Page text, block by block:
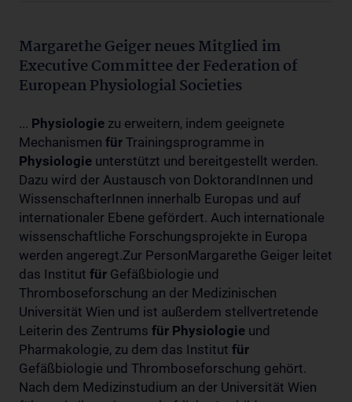
Margarethe Geiger neues Mitglied im
Executive Committee der Federation of
European Physiologial Societies
... Physiologie zu erweitern, indem geeignete
Mechanismen für Trainingsprogramme in
Physiologie unterstützt und bereitgestellt werden.
Dazu wird der Austausch von DoktorandInnen und
WissenschafterInnen innerhalb Europas und auf
internationaler Ebene gefördert. Auch internationale
wissenschaftliche Forschungsprojekte in Europa
werden angeregt.Zur PersonMargarethe Geiger leitet
das Institut für Gefäßbiologie und
Thromboseforschung an der Medizinischen
Universität Wien und ist außerdem stellvertretende
Leiterin des Zentrums für Physiologie und
Pharmakologie, zu dem das Institut für
Gefäßbiologie und Thromboseforschung gehört.
Nach dem Medizinstudium an der Universität Wien